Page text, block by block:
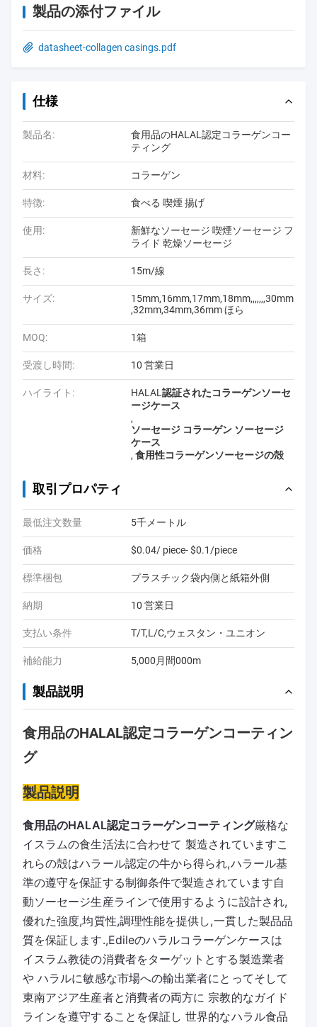
製品の添付ファイル
datasheet-collagen casings.pdf
仕様
製品名:
食用品のHALAL認定コラーゲンコー
ティング
材料: コラーゲン
特徴: 食べる 喫煙 揚げ
使用:
新鮮なソーセージ 喫煙ソーセージ フ
ライド 乾燥ソーセージ
長さ: 15m/線
サイズ:
15mm,16mm,17mm,18mm,,,,,,,30mm
,32mm,34mm,36mm ほら
MOQ: 1箱
受渡し時間: 10 営業日
ハイライト:
HALAL認証されたコラーゲンソーセ
ージケース
,
ソーセージ コラーゲン ソーセージ
ケース
, 食用性コラーゲンソーセージの殻
取引プロパティ
最低注文数量 5千メートル
価格 $0.04/ piece- $0.1/piece
標準梱包 プラスチック袋内側と紙箱外側
納期 10 営業日
支払い条件 T/T,L/C,ウェスタン・ユニオン
補給能力 5,000月間000m
製品説明
食用品のHALAL認定コラーゲンコーティン
グ
製品説明
食用品のHALAL認定コラーゲンコーティング厳格な
イスラムの食生活法に合わせて 製造されていますこ
れらの殻はハラール認定の牛から得られ,ハラール基
準の遵守を保証する制御条件で製造されています自
動ソーセージ生産ラインで使用するように設計され,
優れた強度,均質性,調理性能を提供し,一貫した製品品
質を保証します.,Edileのハラルコラーゲンケースは
イスラム教徒の消費者をターゲットとする製造業者
や ハラルに敏感な市場への輸出業者にとってそして
東南アジア生産者と消費者の両方に 宗教的なガイド
ラインを遵守することを保証し 世界的なハラル食品